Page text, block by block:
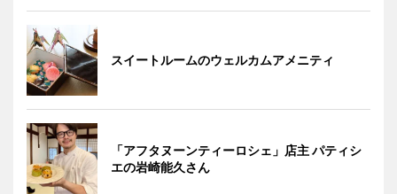
スイートルームのウェルカムアメニティ
「アフタヌーンティーロシェ」店主 パティシ
エの岩崎能久さん